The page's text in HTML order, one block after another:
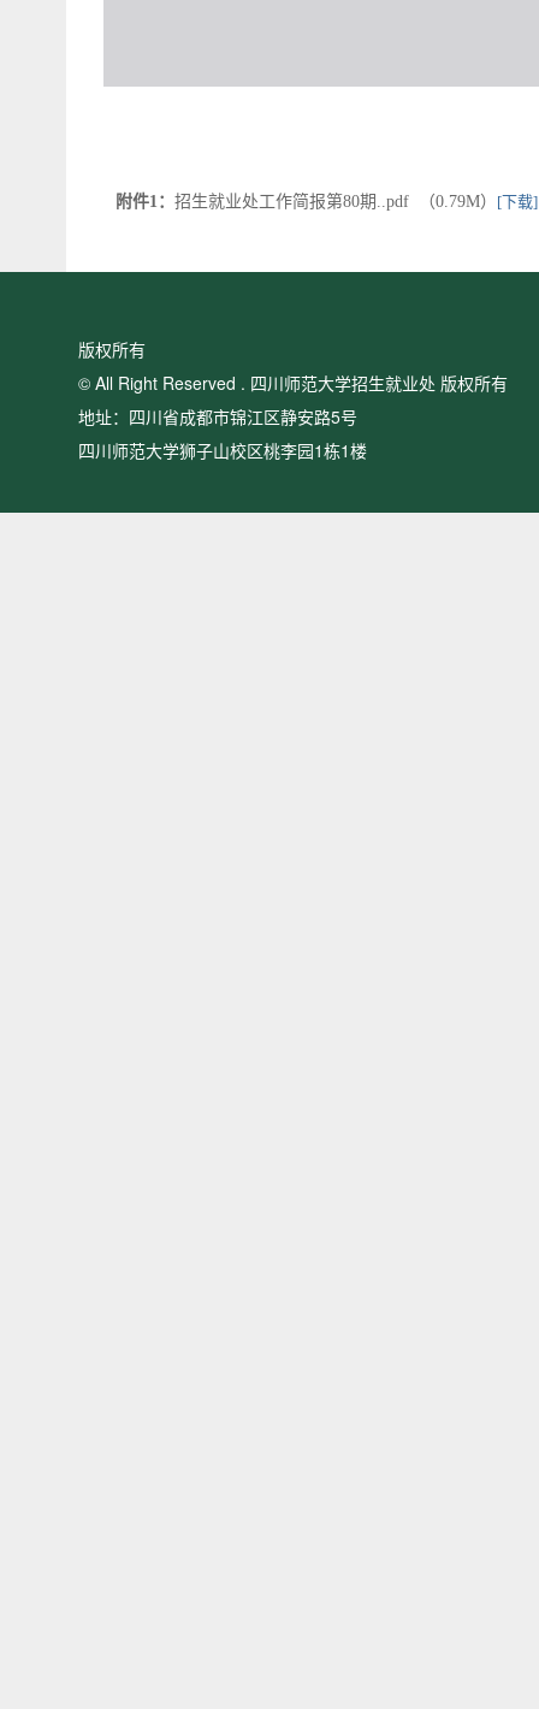
附件1： 招生就业处工作简报第80期..pdf （0.79M） [下载]
版权所有
© All Right Reserved . 四川师范大学招生就业处 版权所有
地址：四川省成都市锦江区静安路5号
四川师范大学狮子山校区桃李园1栋1楼